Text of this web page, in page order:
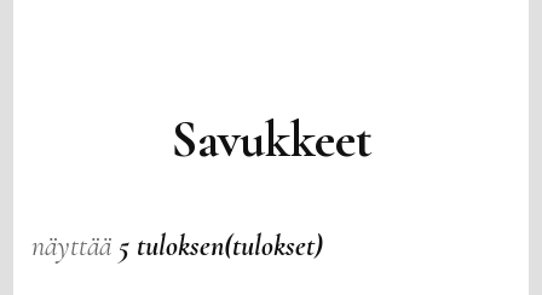
Savukkeet
näyttää 5 tuloksen(tulokset)